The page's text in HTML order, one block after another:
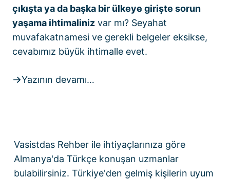
çıkışta ya da başka bir ülkeye girişte sorun
yaşama ihtimaliniz var mı? Seyahat
muvafakatnamesi ve gerekli belgeler eksikse,
cevabımız büyük ihtimalle evet.
Yazının devamı…
Vasistdas Rehber ile ihtiyaçlarınıza göre
Almanya'da Türkçe konuşan uzmanlar
bulabilirsiniz. Türkiye'den gelmiş kişilerin uyum